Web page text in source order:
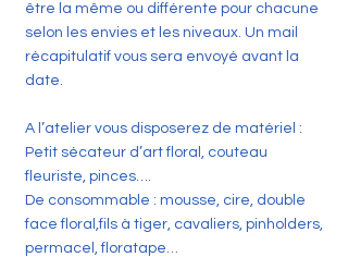
être la même ou différente pour chacune
selon les envies et les niveaux. Un mail
récapitulatif vous sera envoyé avant la
date.
A l’atelier vous disposerez de matériel :
Petit sécateur d’art floral, couteau
fleuriste, pinces….
De consommable : mousse, cire, double
face floral,fils à tiger, cavaliers, pinholders,
permacel, floratape…